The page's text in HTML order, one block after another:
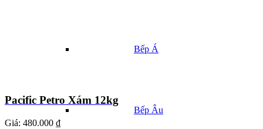
Bếp Á
Bếp Âu
Pacific Petro Xám 12kg
Giá: 480.000 ₫